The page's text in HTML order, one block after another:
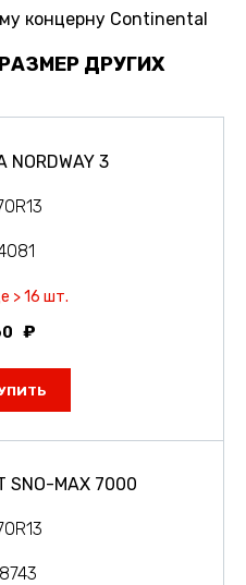
концерну Continental
ДРУГИХ
3
> 16 шт.
SNO-MAX 7000